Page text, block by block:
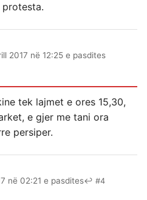
2017 në 12:25 e pasdites
tek lajmet e ores 15,30,
e gjer me tani ora
persiper.
në 02:21 e pasdites↩ #4